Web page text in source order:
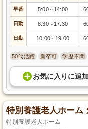
早番 5:00～ 14:00
日勤 8:30～ 17:30
日勤 10:00～ 19:00
50代活躍 新卒可 学歴不問
お気に入り に追加
特別養護老人ホーム
特別養護老人ホーム